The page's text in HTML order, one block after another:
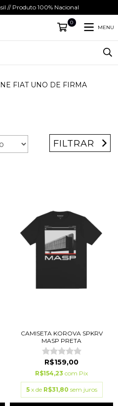
// Produto 100% Nacional
0
MENU
FIAT UNO DE FIRMA
FILTRAR
CAMISETA KOROVA SPKRV
MASP PRETA
R$159,00
R$154,23 com Pix
5 x de R$31,80 sem juros